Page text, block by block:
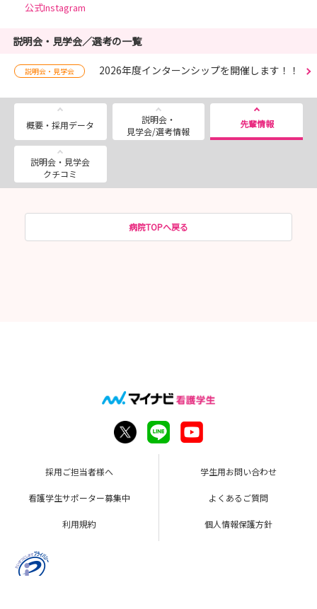
公式Instagram
説明会・見学会／選考の一覧
説明会・見学会 2026年度インターンシップを開催します！！
概要・採用データ
説明会・
見学会/選考情報
先輩情報
説明会・見学会
クチコミ
病院TOPへ戻る
採用ご担当者様へ 学生用お問い合わせ
看護学生サポーター募集中 よくあるご質問
利用規約 個人情報保護方針